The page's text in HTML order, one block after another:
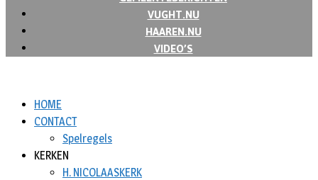
VUGHT.NU
HAAREN.NU
VIDEO’S
HOME
CONTACT
Spelregels
KERKEN
H. NICOLAASKERK